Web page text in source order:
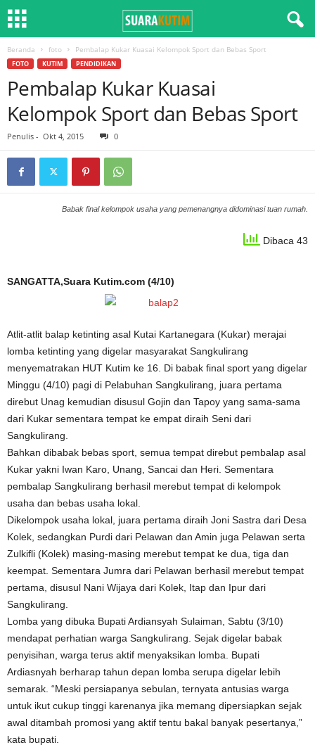
Beranda foto Pembalap Kukar Kuasai Kelompok Sport dan Bebas Sport
FOTO KUTIM PENDIDIKAN
Pembalap Kukar Kuasai
Kelompok Sport dan Bebas Sport
Penulis - Okt 4, 2015 0
Babak final kelompok usaha yang pemenangnya didominasi tuan rumah.
Dibaca 43
SANGATTA,Suara Kutim.com (4/10)
Atlit-atlit balap ketinting asal Kutai Kartanegara (Kukar) merajai
lomba ketinting yang digelar masyarakat Sangkulirang
menyematrakan HUT Kutim ke 16. Di babak final sport yang digelar
Minggu (4/10) pagi di Pelabuhan Sangkulirang, juara pertama
direbut Unag kemudian disusul Gojin dan Tapoy yang sama-sama
dari Kukar sementara tempat ke empat diraih Seni dari
Sangkulirang.
Bahkan dibabak bebas sport, semua tempat direbut pembalap asal
Kukar yakni Iwan Karo, Unang, Sancai dan Heri. Sementara
pembalap Sangkulirang berhasil merebut tempat di kelompok
usaha dan bebas usaha lokal.
Dikelompok usaha lokal, juara pertama diraih Joni Sastra dari Desa
Kolek, sedangkan Purdi dari Pelawan dan Amin juga Pelawan serta
Zulkifli (Kolek) masing-masing merebut tempat ke dua, tiga dan
keempat. Sementara Jumra dari Pelawan berhasil merebut tempat
pertama, disusul Nani Wijaya dari Kolek, Itap dan Ipur dari
Sangkulirang.
Lomba yang dibuka Bupati Ardiansyah Sulaiman, Sabtu (3/10)
mendapat perhatian warga Sangkulirang. Sejak digelar babak
penyisihan, warga terus aktif menyaksikan lomba. Bupati
Ardiasnyah berharap tahun depan lomba serupa digelar lebih
semarak. “Meski persiapanya sebulan, ternyata antusias warga
untuk ikut cukup tinggi karenanya jika memang dipersiapkan sejak
awal ditambah promosi yang aktif tentu bakal banyak pesertanya,”
kata bupati.